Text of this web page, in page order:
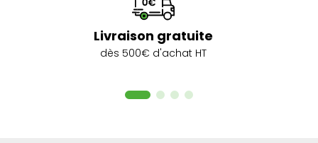
Livraison gratuite
dès 500€ d'achat HT